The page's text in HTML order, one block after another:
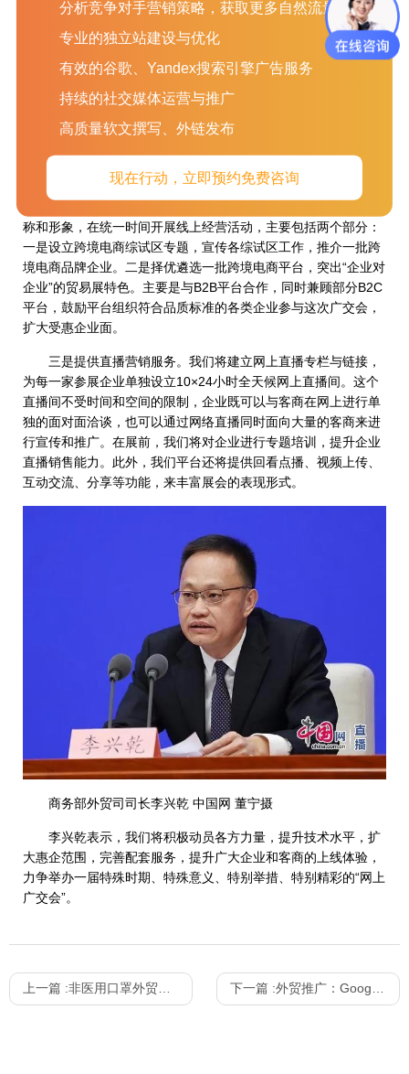
企业全部上线展示，并按照大家熟悉的原实体展设置，分为出口
展和进口展，分别设立相应展区，其中，出口展按照电子家电
类、日用消费品类、纺织服装类、医药保健类区分16大类商品，
分别设置50个展区;进口展将设置电子家电、建材五金等6大题
材，所有展品同时上线。我们将优化查询系统，完善多种语言的
介中国品牌企业和商品。同时，加强供采对接服务，在线举办专
场对接活动，加大线上撮合力度，提升办展成效。
二是设立跨境电商专区。我们将举办主题为“同步广交会、环
称和形象，在统一时间开展线上经营活动，主要包括两个部分：
一是设立跨境电商综试区专题，宣传各综试区工作，推介一批跨
境电商品牌企业。二是择优遴选一批跨境电商平台，突出“企业对
企业”的贸易展特色。主要是与B2B平台合作，同时兼顾部分B2C
平台，鼓励平台组织符合品质标准的各类企业参与这次广交会，
扩大受惠企业面。
三是提供直播营销服务。我们将建立网上直播专栏与链接，
为每一家参展企业单独设立10×24小时全天候网上直播间。这个
直播间不受时间和空间的限制，企业既可以与客商在网上进行单
独的面对面洽谈，也可以通过网络直播同时面向大量的客商来进
行宣传和推广。在展前，我们将对企业进行专题培训，提升企业
直播销售能力。此外，我们平台还将提供回看点播、视频上传、
互动交流、分享等功能，来丰富展会的表现形式。
商务部外贸司司长李兴乾 中国网 董宁摄
李兴乾表示，我们将积极动员各方力量，提升技术水平，扩
大惠企范围，完善配套服务，提升广大企业和客商的上线体验，
力争举办一届特殊时期、特殊意义、特别举措、特别精彩的“网上
广交会”。
上一篇 :非医用口罩外贸出口是否需要商检？看这篇就懂了！ 下一篇 :外贸推广：Google推广+社媒营销才是王炸组合
分析竞争对手营销策略，获取更多自然流量
专业的独立站建设与优化
有效的谷歌、Yandex搜索引擎广告服务
持续的社交媒体运营与推广
高质量软文撰写、外链发布
现在行动，立即预约免费咨询